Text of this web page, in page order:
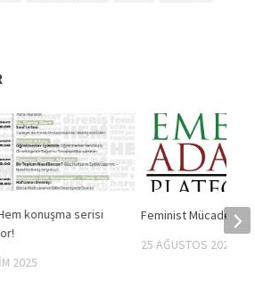
konuşma serisi
2025
Feminist Mücadele
25 AĞUSTOS 2025